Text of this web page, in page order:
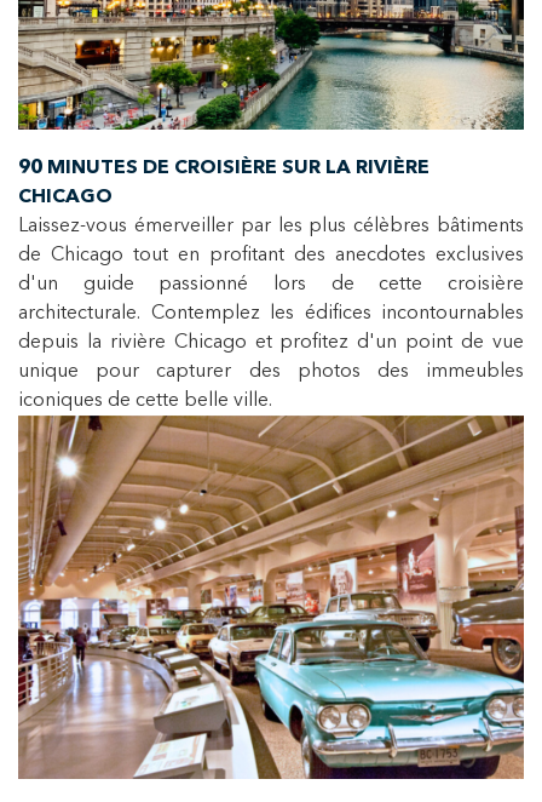
90 MINUTES DE CROISIÈRE SUR LA RIVIÈRE
CHICAGO
Laissez-vous émerveiller par les plus célèbres bâtiments
de Chicago tout en profitant des anecdotes exclusives
d'un guide passionné lors de cette croisière
architecturale. Contemplez les édifices incontournables
depuis la rivière Chicago et profitez d'un point de vue
unique pour capturer des photos des immeubles
iconiques de cette belle ville.